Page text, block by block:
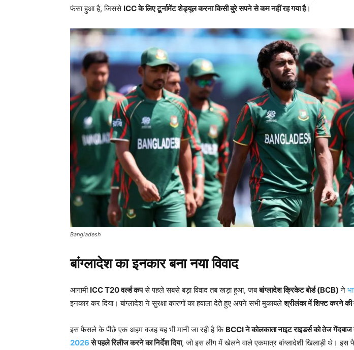
फंसा हुआ है, जिससे ICCके लिए टूर्नामेंट शेड्यूल करना किसी बुरे सपने से कम नहीं रह गया है।
Bangladesh
बांग्लादेश का इनकार बना नया विवाद
आगामी ICC T20वर्ल्ड कपसे पहले सबसे बड़ा विवाद तब खड़ा हुआ, जबबांग्लादेश क्रिकेट बोर्ड (BCB) ने
इनकार कर दिया। बांग्लादेश ने सुरक्षा कारणों का हवाला देते हुए अपने सभी मुकाबलेश्रीलंका में शिफ्ट करने की
इस फैसले के पीछे एक अहम वजह यह भी मानी जा रही है कि BCCIने कोलकाता नाइट राइडर्स को तेज
2026 से पहले रिलीज करने का निर्देश दिया, जो इस लीग में खेलने वाले एकमात्र बांग्लादेशी खिलाड़ी थे। इस